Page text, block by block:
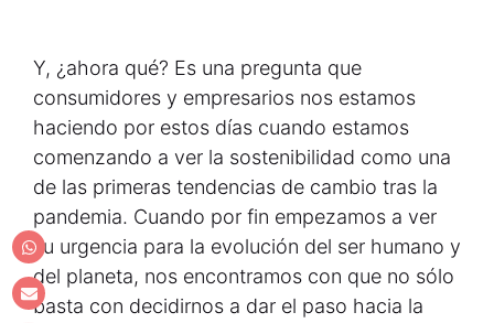
Y, ¿ahora qué? Es una pregunta que
consumidores y empresarios nos estamos
haciendo por estos días cuando estamos
comenzando a ver la sostenibilidad como una
de las primeras tendencias de cambio tras la
pandemia. Cuando por fin empezamos a ver
su urgencia para la evolución del ser humano y
del planeta, nos encontramos con que no sólo
basta con decidirnos a dar el paso hacia la